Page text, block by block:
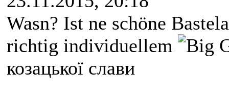
Wasn? Ist ne schöne
richtig individuellem
козацької слави